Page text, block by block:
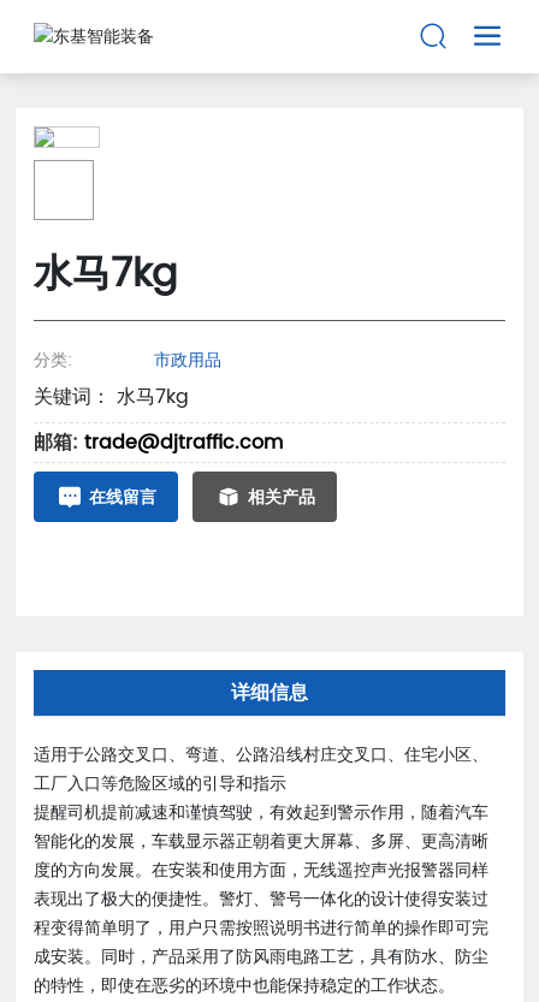
水马7kg
分类: 市政用品
关键词： 水马7kg
邮箱: trade@djtraffic.com
在线留言 相关产品
详细信息
适用于公路交叉口、弯道、公路沿线村庄交叉口、住宅小区、
工厂入口等危险区域的引导和指示
提醒司机提前减速和谨慎驾驶，有效起到警示作用，随着汽车
智能化的发展，车载显示器正朝着更大屏幕、多屏、更高清晰
度的方向发展。在安装和使用方面，无线遥控声光报警器同样
表现出了极大的便捷性。警灯、警号一体化的设计使得安装过
程变得简单明了，用户只需按照说明书进行简单的操作即可完
成安装。同时，产品采用了防风雨电路工艺，具有防水、防尘
的特性，即使在恶劣的环境中也能保持稳定的工作状态。